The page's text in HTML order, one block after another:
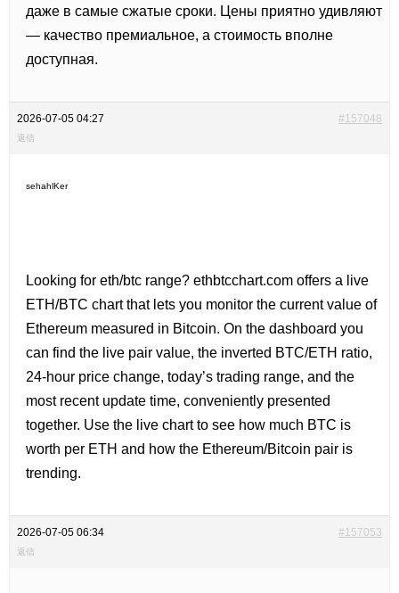
даже в самые сжатые сроки. Цены приятно удивляют
— качество премиальное, а стоимость вполне
доступная.
2026-07-05 04:27 #157048
返信
sehahlKer
Looking for eth/btc range? ethbtcchart.com offers a live
ETH/BTC chart that lets you monitor the current value of
Ethereum measured in Bitcoin. On the dashboard you
can find the live pair value, the inverted BTC/ETH ratio,
24-hour price change, today’s trading range, and the
most recent update time, conveniently presented
together. Use the live chart to see how much BTC is
worth per ETH and how the Ethereum/Bitcoin pair is
trending.
2026-07-05 06:34 #157053
返信